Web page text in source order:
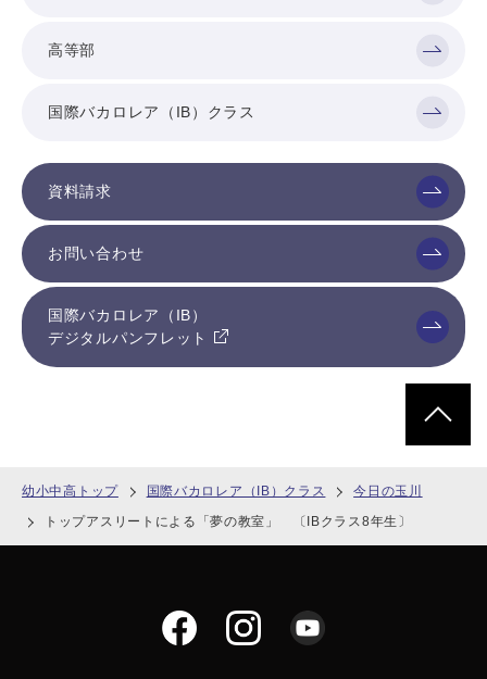
幼小中高トップ 国際バカロレア（IB）クラス
今日の玉川
トップアスリートによる「夢の教室」 〔IBクラス8年生〕
高等部
国際バカロレア（IB）クラス
資料請求
お問い合わせ
国際バカロレア（IB）
デジタルパンフレット